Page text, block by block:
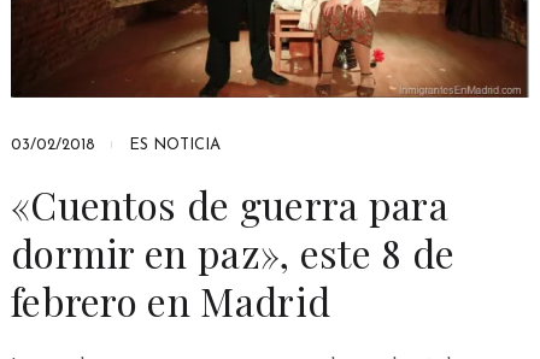
03/02/2018 ES NOTICIA
«Cuentos de guerra para
dormir en paz», este 8 de
febrero en Madrid